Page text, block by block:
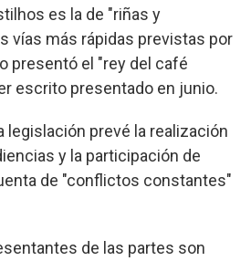
es la de "riñas y
vías más rápidas previstas por
presentó el "rey del café
escrito presentado en junio.
legislación prevé la realización
y la participación de
de "conflictos constantes"
de las partes son